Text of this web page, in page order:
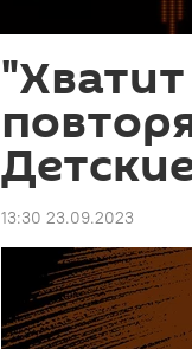
13:30 23.09.2023